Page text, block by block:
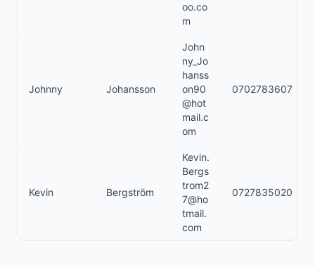
oo.co
m
Johnny Johansson
John
ny_Jo
hanss
on90
@hot
mail.c
om
0702783607
Kevin Bergström
Kevin.
Bergs
trom2
7@ho
tmail.
com
0727835020